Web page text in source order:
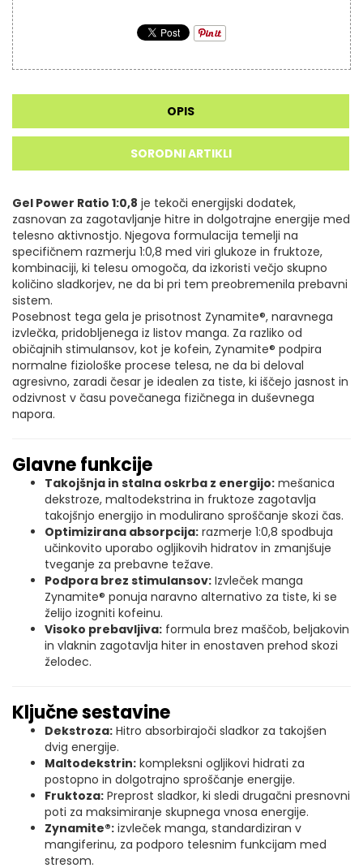
OPIS
SORODNI ARTIKLI
Gel Power Ratio 1:0,8 je tekoči energijski dodatek,
zasnovan za zagotavljanje hitre in dolgotrajne energije med
telesno aktivnostjo. Njegova formulacija temelji na
specifičnem razmerju 1:0,8 med viri glukoze in fruktoze,
kombinaciji, ki telesu omogoča, da izkoristi večjo skupno
količino sladkorjev, ne da bi pri tem preobremenila prebavni
sistem.
Posebnost tega gela je prisotnost Zynamite®, naravnega
izvlečka, pridobljenega iz listov manga. Za razliko od
običajnih stimulansov, kot je kofein, Zynamite® podpira
normalne fiziološke procese telesa, ne da bi deloval
agresivno, zaradi česar je idealen za tiste, ki iščejo jasnost in
odzivnost v času povečanega fizičnega in duševnega
napora.
Glavne funkcije
Takojšnja in stalna oskrba z energijo: mešanica
dekstroze, maltodekstrina in fruktoze zagotavlja
takojšnjo energijo in modulirano sproščanje skozi čas.
Optimizirana absorpcija: razmerje 1:0,8 spodbuja
učinkovito uporabo ogljikovih hidratov in zmanjšuje
tveganje za prebavne težave.
Podpora brez stimulansov: Izvleček manga
Zynamite® ponuja naravno alternativo za tiste, ki se
želijo izogniti kofeinu.
Visoko prebavljiva: formula brez maščob, beljakovin
in vlaknin zagotavlja hiter in enostaven prehod skozi
želodec.
Ključne sestavine
Dekstroza: Hitro absorbirajoči sladkor za takojšen
dvig energije.
Maltodekstrin: kompleksni ogljikovi hidrati za
postopno in dolgotrajno sproščanje energije.
Fruktoza: Preprost sladkor, ki sledi drugačni presnovni
poti za maksimiranje skupnega vnosa energije.
Zynamite®: izvleček manga, standardiziran v
mangiferinu, za podporo telesnim funkcijam med
stresom.